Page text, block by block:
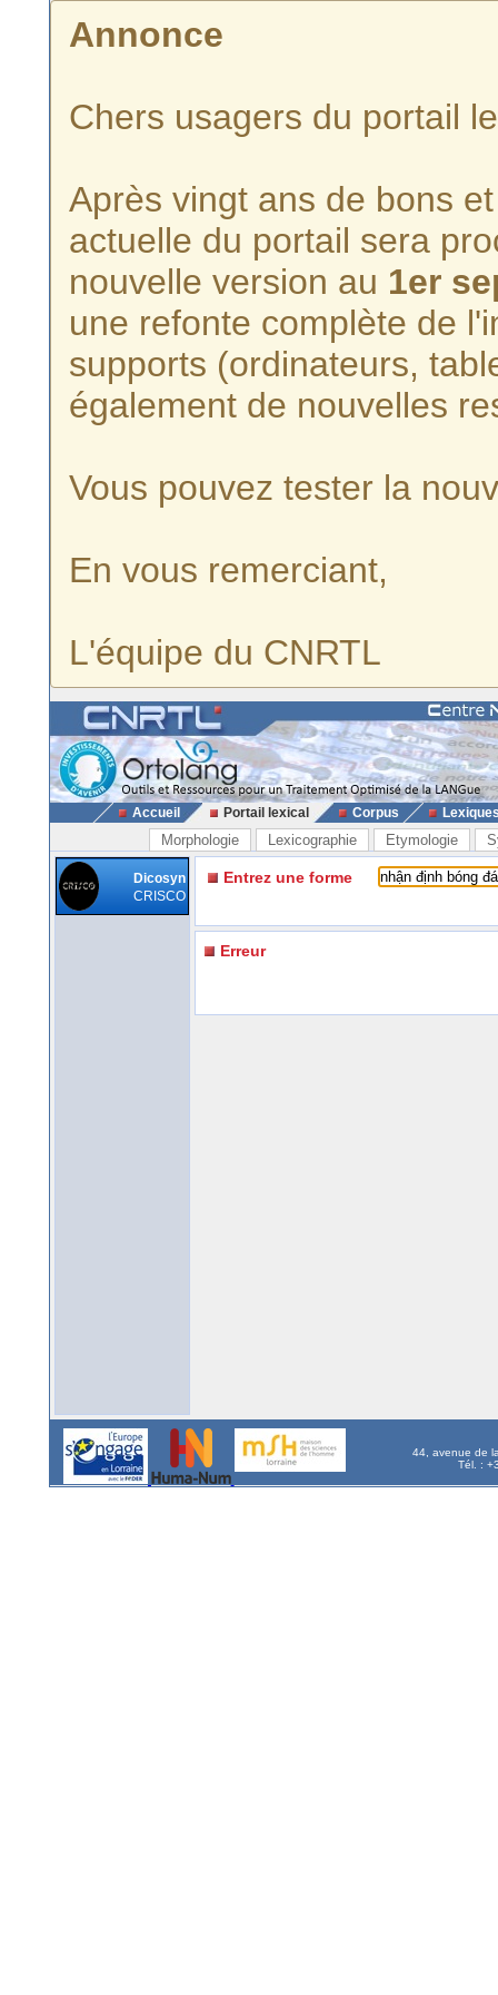
Annonce
Chers usagers du portail
Après vingt ans de bons
actuelle du portail sera
nouvelle version au 1er
une refonte complète de
supports (ordinateurs,
également de nouvelles
Vous pouvez tester la
En vous remerciant,
L'équipe du CNRTL
Accueil Portail lexical Corpus
Morphologie Lexicographie Etymologie
Dicosyn
CRISCO
Entrez une forme
Erreur
44, avenue de
Tél. :